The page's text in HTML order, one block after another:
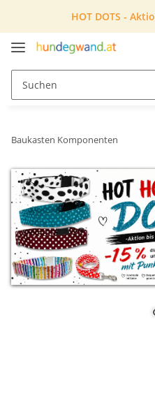
HOT DOTS -
Baukasten Komponenten